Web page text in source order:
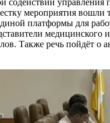
содействии
мероприятия вошли
платформы для
медицинского
Также речь пойдёт о